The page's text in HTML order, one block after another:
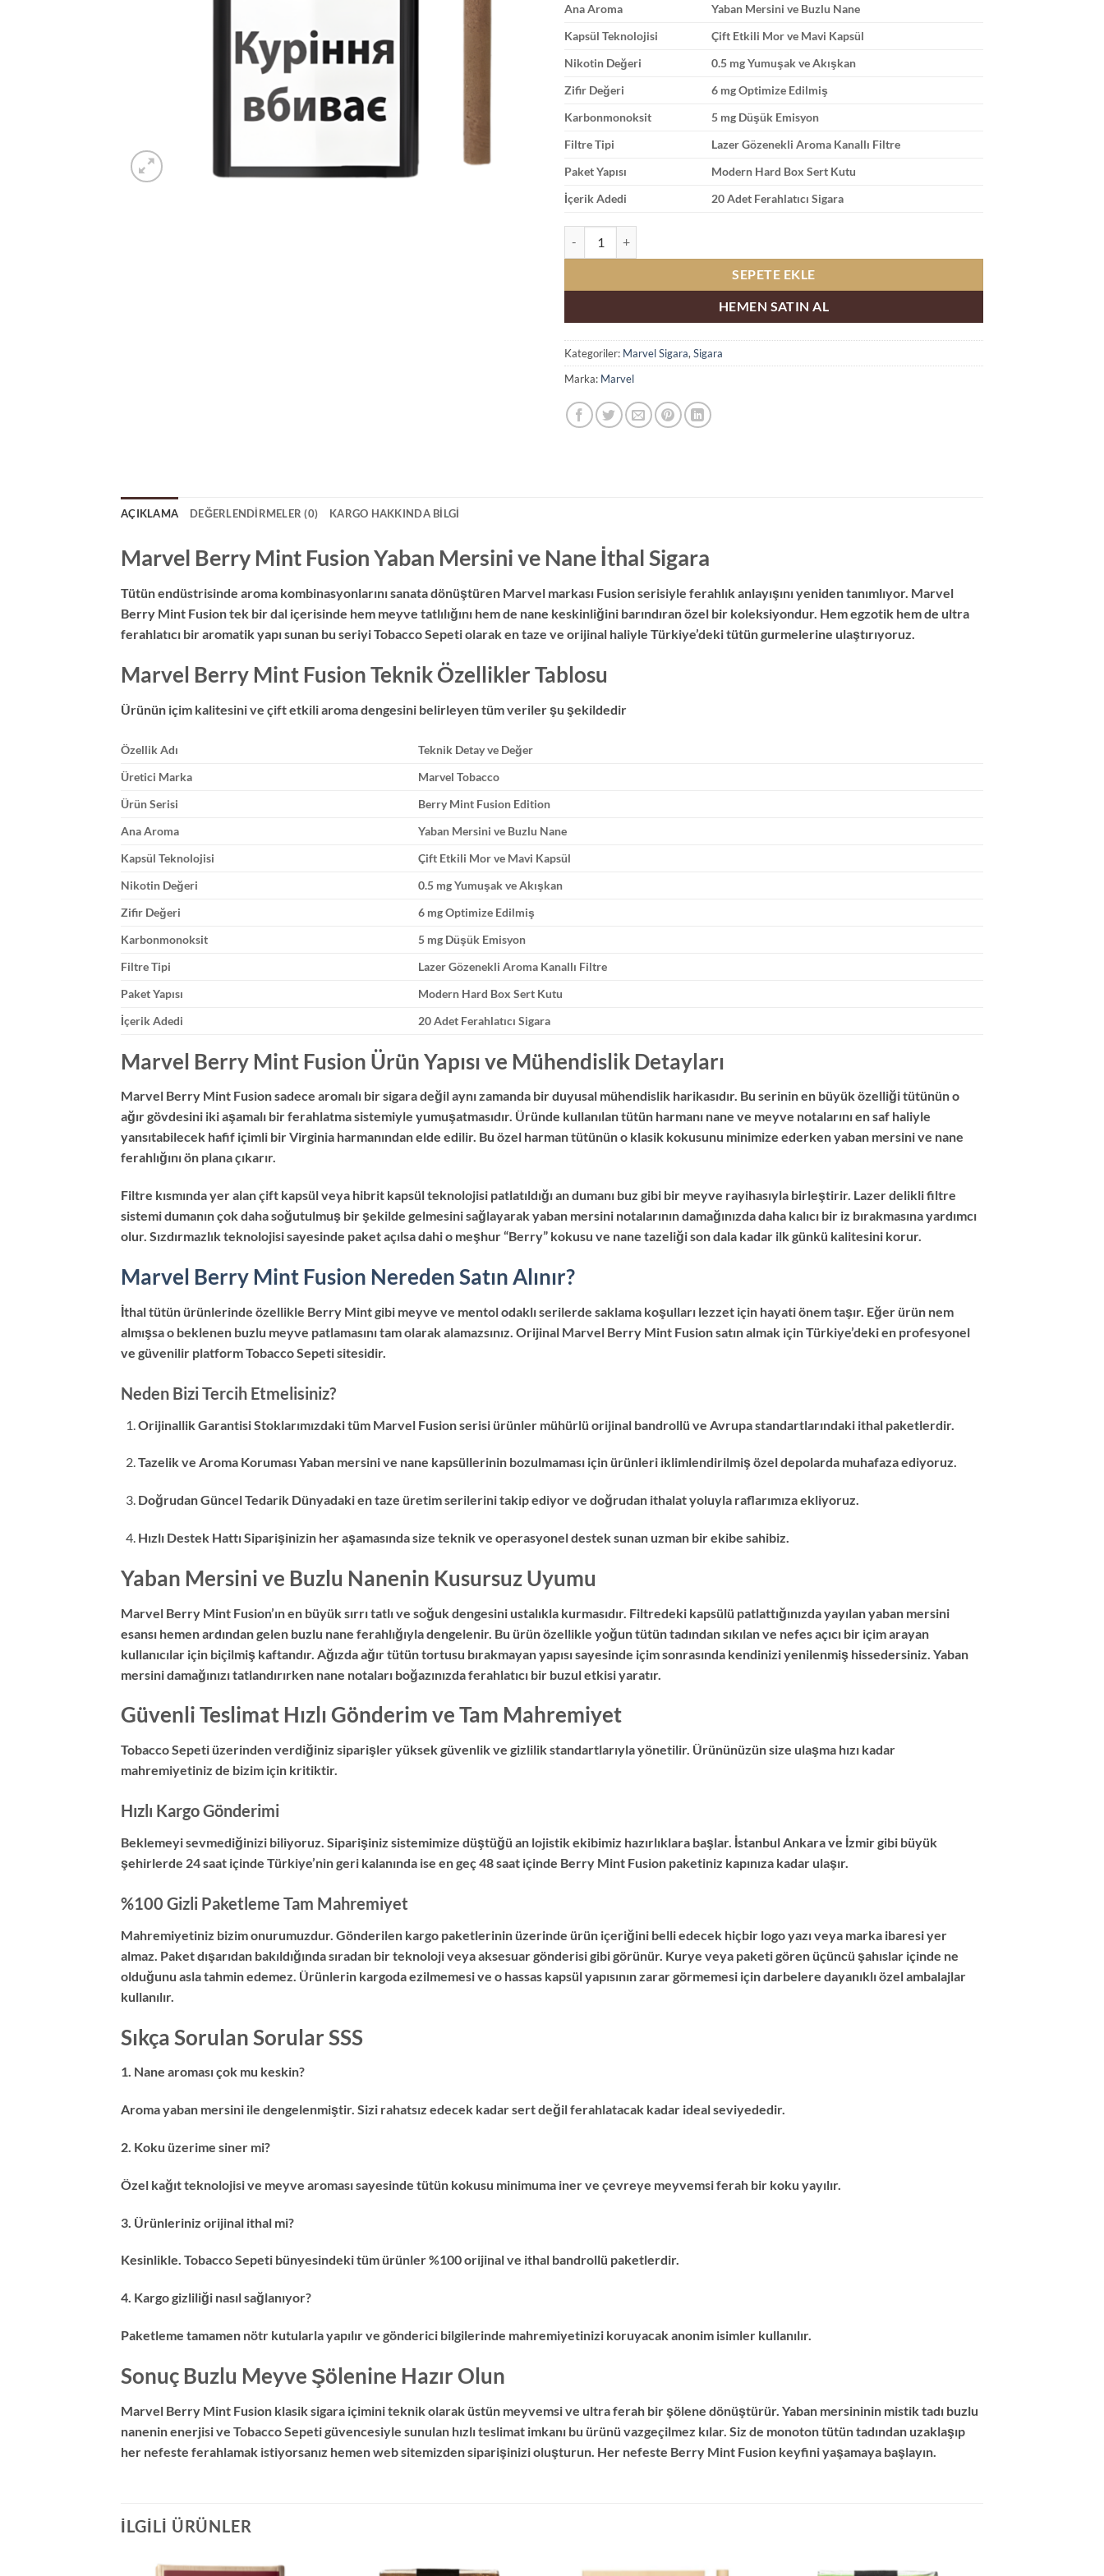
Ana Aroma
Yaban Mersini ve Buzlu Nane
Kapsül Teknolojisi
Çift Etkili Mor ve Mavi Kapsül
Nikotin Değeri
0.5 mg Yumuşak ve Akışkan
Zifir Değeri
6 mg Optimize Edilmiş
Karbonmonoksit
5 mg Düşük Emisyon
Filtre Tipi
Lazer Gözenekli Aroma Kanallı Filtre
Paket Yapısı
Modern Hard Box Sert Kutu
İçerik Adedi
20 Adet Ferahlatıcı Sigara
SEPETE EKLE
HEMEN SATIN AL
Kategoriler: Marvel Sigara, Sigara
Marka: Marvel
AÇIKLAMA DEĞERLENDIRMELER (0) KARGO HAKKINDA BILGI
Marvel Berry Mint Fusion Yaban Mersini ve Nane İthal Sigara
Tütün endüstrisinde aroma kombinasyonlarını sanata dönüştüren Marvel markası Fusion serisiyle ferahlık anlayışını yeniden tanımlıyor. Marvel
Berry Mint Fusion tek bir dal içerisinde hem meyve tatlılığını hem de nane keskinliğini barındıran özel bir koleksiyondur. Hem egzotik hem de ultra
ferahlatıcı bir aromatik yapı sunan bu seriyi Tobacco Sepeti olarak en taze ve orijinal haliyle Türkiye’deki tütün gurmelerine ulaştırıyoruz.
Marvel Berry Mint Fusion Teknik Özellikler Tablosu
Ürünün içim kalitesini ve çift etkili aroma dengesini belirleyen tüm veriler şu şekildedir
Özellik Adı
Teknik Detay ve Değer
Üretici Marka
Marvel Tobacco
Ürün Serisi
Berry Mint Fusion Edition
Ana Aroma
Yaban Mersini ve Buzlu Nane
Kapsül Teknolojisi
Çift Etkili Mor ve Mavi Kapsül
Nikotin Değeri
0.5 mg Yumuşak ve Akışkan
Zifir Değeri
6 mg Optimize Edilmiş
Karbonmonoksit
5 mg Düşük Emisyon
Filtre Tipi
Lazer Gözenekli Aroma Kanallı Filtre
Paket Yapısı
Modern Hard Box Sert Kutu
İçerik Adedi
20 Adet Ferahlatıcı Sigara
Marvel Berry Mint Fusion Ürün Yapısı ve Mühendislik Detayları
Marvel Berry Mint Fusion sadece aromalı bir sigara değil aynı zamanda bir duyusal mühendislik harikasıdır. Bu serinin en büyük özelliği tütünün o
ağır gövdesini iki aşamalı bir ferahlatma sistemiyle yumuşatmasıdır. Üründe kullanılan tütün harmanı nane ve meyve notalarını en saf haliyle
yansıtabilecek hafif içimli bir Virginia harmanından elde edilir. Bu özel harman tütünün o klasik kokusunu minimize ederken yaban mersini ve nane
ferahlığını ön plana çıkarır.
Filtre kısmında yer alan çift kapsül veya hibrit kapsül teknolojisi patlatıldığı an dumanı buz gibi bir meyve rayihasıyla birleştirir. Lazer delikli filtre
sistemi dumanın çok daha soğutulmuş bir şekilde gelmesini sağlayarak yaban mersini notalarının damağınızda daha kalıcı bir iz bırakmasına yardımcı
olur. Sızdırmazlık teknolojisi sayesinde paket açılsa dahi o meşhur “Berry” kokusu ve nane tazeliği son dala kadar ilk günkü kalitesini korur.
Marvel Berry Mint Fusion Nereden Satın Alınır?
İthal tütün ürünlerinde özellikle Berry Mint gibi meyve ve mentol odaklı serilerde saklama koşulları lezzet için hayati önem taşır. Eğer ürün nem
almışsa o beklenen buzlu meyve patlamasını tam olarak alamazsınız. Orijinal Marvel Berry Mint Fusion satın almak için Türkiye’deki en profesyonel
ve güvenilir platform Tobacco Sepeti sitesidir.
Neden Bizi Tercih Etmelisiniz?
Orijinallik Garantisi Stoklarımızdaki tüm Marvel Fusion serisi ürünler mühürlü orijinal bandrollü ve Avrupa standartlarındaki ithal paketlerdir.
Tazelik ve Aroma Koruması Yaban mersini ve nane kapsüllerinin bozulmaması için ürünleri iklimlendirilmiş özel depolarda muhafaza ediyoruz.
Doğrudan Güncel Tedarik Dünyadaki en taze üretim serilerini takip ediyor ve doğrudan ithalat yoluyla raflarımıza ekliyoruz.
Hızlı Destek Hattı Siparişinizin her aşamasında size teknik ve operasyonel destek sunan uzman bir ekibe sahibiz.
Yaban Mersini ve Buzlu Nanenin Kusursuz Uyumu
Marvel Berry Mint Fusion’ın en büyük sırrı tatlı ve soğuk dengesini ustalıkla kurmasıdır. Filtredeki kapsülü patlattığınızda yayılan yaban mersini
esansı hemen ardından gelen buzlu nane ferahlığıyla dengelenir. Bu ürün özellikle yoğun tütün tadından sıkılan ve nefes açıcı bir içim arayan
kullanıcılar için biçilmiş kaftandır. Ağızda ağır tütün tortusu bırakmayan yapısı sayesinde içim sonrasında kendinizi yenilenmiş hissedersiniz. Yaban
mersini damağınızı tatlandırırken nane notaları boğazınızda ferahlatıcı bir buzul etkisi yaratır.
Güvenli Teslimat Hızlı Gönderim ve Tam Mahremiyet
Tobacco Sepeti üzerinden verdiğiniz siparişler yüksek güvenlik ve gizlilik standartlarıyla yönetilir. Ürününüzün size ulaşma hızı kadar
mahremiyetiniz de bizim için kritiktir.
Hızlı Kargo Gönderimi
Beklemeyi sevmediğinizi biliyoruz. Siparişiniz sistemimize düştüğü an lojistik ekibimiz hazırlıklara başlar. İstanbul Ankara ve İzmir gibi büyük
şehirlerde 24 saat içinde Türkiye’nin geri kalanında ise en geç 48 saat içinde Berry Mint Fusion paketiniz kapınıza kadar ulaşır.
%100 Gizli Paketleme Tam Mahremiyet
Mahremiyetiniz bizim onurumuzdur. Gönderilen kargo paketlerinin üzerinde ürün içeriğini belli edecek hiçbir logo yazı veya marka ibaresi yer
almaz. Paket dışarıdan bakıldığında sıradan bir teknoloji veya aksesuar gönderisi gibi görünür. Kurye veya paketi gören üçüncü şahıslar içinde ne
olduğunu asla tahmin edemez. Ürünlerin kargoda ezilmemesi ve o hassas kapsül yapısının zarar görmemesi için darbelere dayanıklı özel ambalajlar
kullanılır.
Sıkça Sorulan Sorular SSS
1. Nane aroması çok mu keskin?
Aroma yaban mersini ile dengelenmiştir. Sizi rahatsız edecek kadar sert değil ferahlatacak kadar ideal seviyededir.
2. Koku üzerime siner mi?
Özel kağıt teknolojisi ve meyve aroması sayesinde tütün kokusu minimuma iner ve çevreye meyvemsi ferah bir koku yayılır.
3. Ürünleriniz orijinal ithal mi?
Kesinlikle. Tobacco Sepeti bünyesindeki tüm ürünler %100 orijinal ve ithal bandrollü paketlerdir.
4. Kargo gizliliği nasıl sağlanıyor?
Paketleme tamamen nötr kutularla yapılır ve gönderici bilgilerinde mahremiyetinizi koruyacak anonim isimler kullanılır.
Sonuç Buzlu Meyve Şölenine Hazır Olun
Marvel Berry Mint Fusion klasik sigara içimini teknik olarak üstün meyvemsi ve ultra ferah bir şölene dönüştürür. Yaban mersininin mistik tadı buzlu
nanenin enerjisi ve Tobacco Sepeti güvencesiyle sunulan hızlı teslimat imkanı bu ürünü vazgeçilmez kılar. Siz de monoton tütün tadından uzaklaşıp
her nefeste ferahlamak istiyorsanız hemen web sitemizden siparişinizi oluşturun. Her nefeste Berry Mint Fusion keyfini yaşamaya başlayın.
İLGILI ÜRÜNLER